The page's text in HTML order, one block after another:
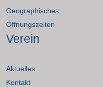
Geographisches
Öffnungszeiten
Verein
Aktuelles
Kontakt